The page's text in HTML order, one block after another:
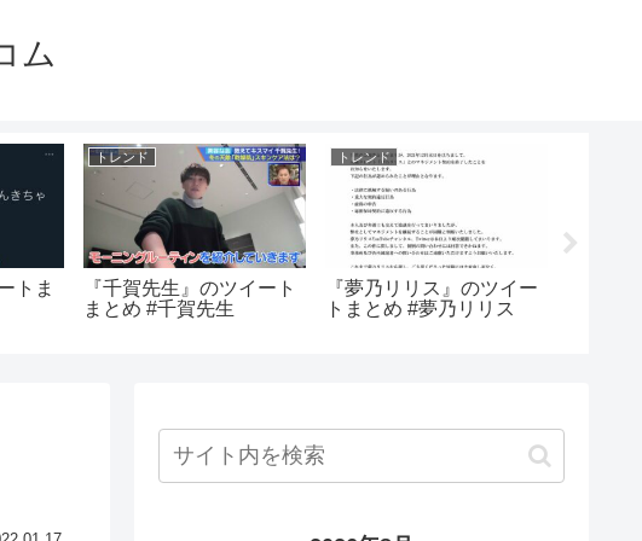
ム
トま
トレンド
『千賀先生』のツイート
まとめ #千賀先生
トレンド
『夢乃リリス』のツイー
トまとめ #夢乃リリス